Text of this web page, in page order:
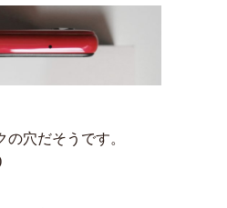
穴だそうです。